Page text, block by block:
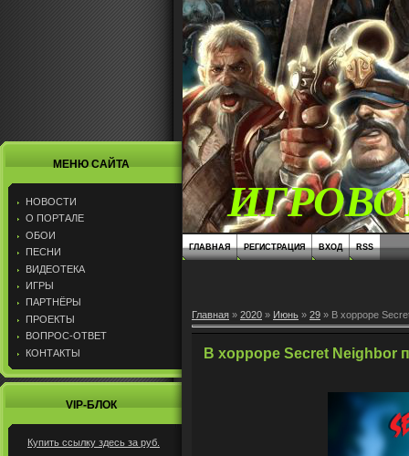
МЕНЮ САЙТА
НОВОСТИ
О ПОРТАЛЕ
ОБОИ
ПЕСНИ
ВИДЕОТЕКА
ИГРЫ
ПАРТНЁРЫ
ПРОЕКТЫ
ВОПРОС-ОТВЕТ
КОНТАКТЫ
VIP-БЛОК
Купить ссылку здесь за руб.
ГЛАВНАЯ РЕГИСТРАЦИЯ ВХОД RSS
Главная » 2020 » Июнь » 29 » В хорроре
В хорроре Secret Neighbor